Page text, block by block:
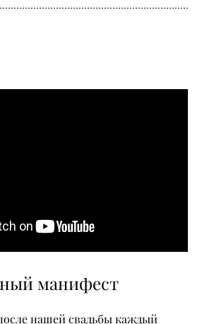
манифест
нашей свадьбы каждый